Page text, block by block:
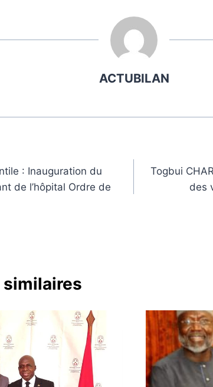
ACTUBILAN
: Inauguration du
de l’hôpital Ordre de
Togbui
des